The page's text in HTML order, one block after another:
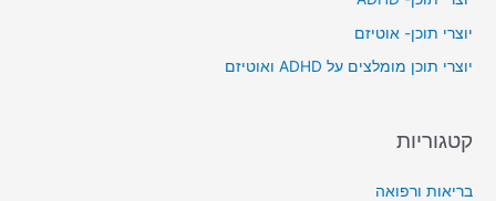
o
r
:
יוצרי תוכן- אוטיזם
יוצרי תוכן מומלצים על ADHD ואוטיזם
קטגוריות
בריאות ורפואה